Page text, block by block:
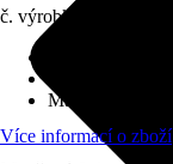
č. výrobku
Materiál
Více informací o zboží